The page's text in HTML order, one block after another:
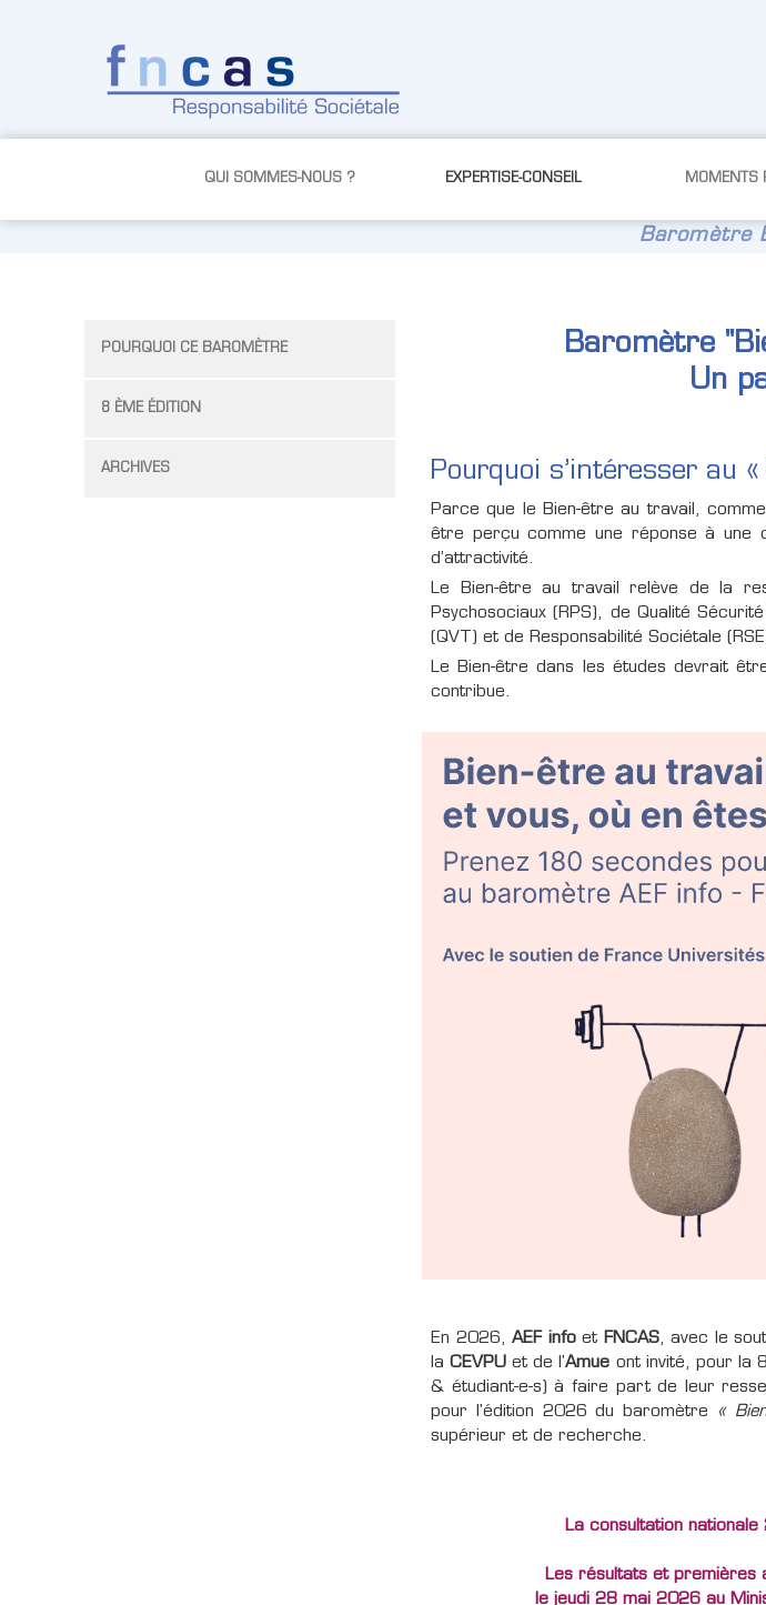
QUI SOMMES-NOUS ? EXPERTISE-CONSEIL MOMENTS
Baromètre
POURQUOI CE BAROMÈTRE
8 ÈME ÉDITION
ARCHIVES
Baromètre
Un
Pourquoi s’intéresser au
Parce que le Bien-être au travail,
être perçu comme une réponse à une
d’attractivité.
Le Bien-être au travail relève de la
Psychosociaux (RPS), de Qualité
(QVT) et de Responsabilité Sociétale
Le Bien-être dans les études devrait
contribue.
En 2026, AEF infoet FNCAS, avec le
laCEVPU et de l'Amue ont invité, pour la
& étudiant-e-s) à faire part de leur
pour l'édition 2026 du baromètre
«
supérieur et de recherche.
La consultation
Les résultats et premières
le jeudi 28 mai 2026 au